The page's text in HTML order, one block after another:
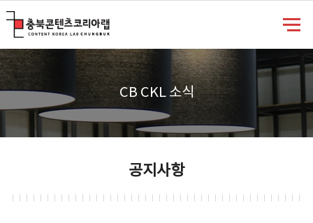
CB CKL 소식
공지사항